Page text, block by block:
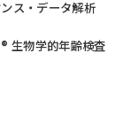
ス・データ解析
生物学的年齢検査